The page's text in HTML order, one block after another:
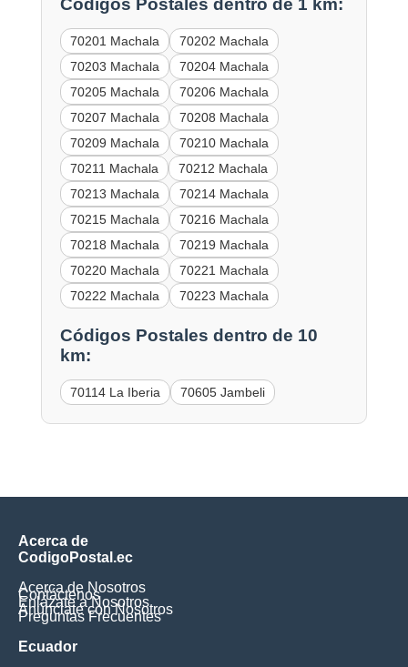
Códigos Postales dentro de 1 km:
70201 Machala
70202 Machala
70203 Machala
70204 Machala
70205 Machala
70206 Machala
70207 Machala
70208 Machala
70209 Machala
70210 Machala
70211 Machala
70212 Machala
70213 Machala
70214 Machala
70215 Machala
70216 Machala
70218 Machala
70219 Machala
70220 Machala
70221 Machala
70222 Machala
70223 Machala
Códigos Postales dentro de 10
km:
70114 La Iberia 70605 Jambeli
Acerca de
CodigoPostal.ec
Acerca de Nosotros
Contáctenos
Enlázate a Nosotros
Anúnciate con Nosotros
Preguntas Frecuentes
Ecuador